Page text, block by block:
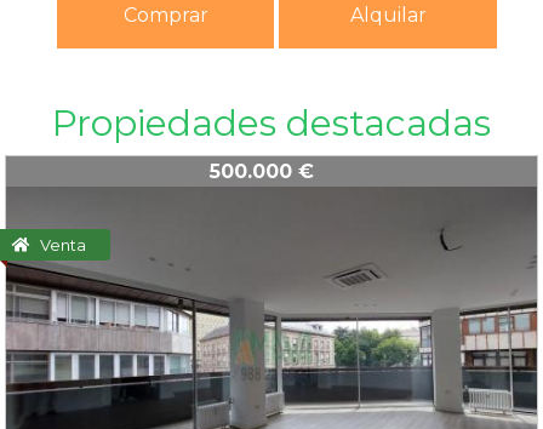
Comprar Alquilar
Propiedades destacadas
Venta
500.000 €